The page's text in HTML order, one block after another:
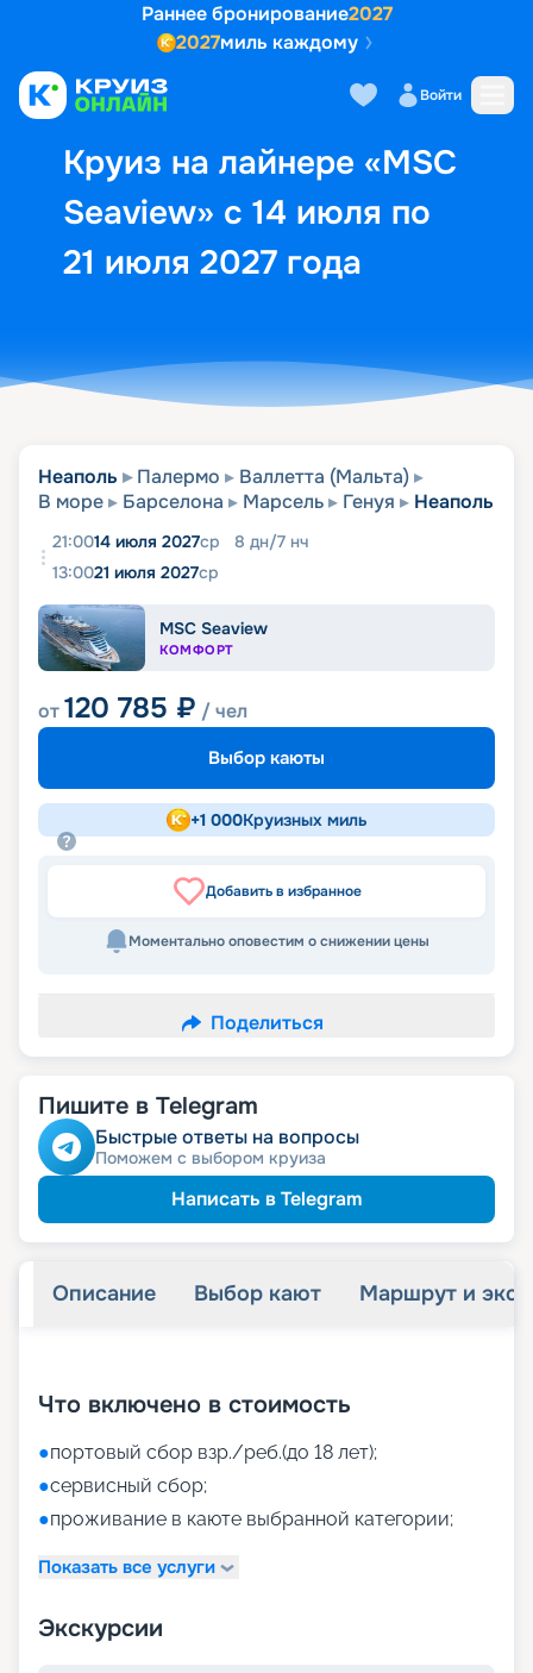
Раннее бронирование2027
2027миль каждому
Войти
Круиз на лайнере «MSC
Seaview» с 14 июля по
21 июля 2027 года
Выбор кают Маршрут и
Неаполь Палермо
Валлетта (Мальта)
В море
Барселона Марсель Генуя Неаполь
21:0014 июля 2027ср 8 дн/7 нч
13:0021 июля 2027ср
MSC Seaview
КОМФОРТ
от120 785 ₽ / чел
Выбор каюты
+1 000Круизных миль
Добавить в избранное
Моментально оповестим о снижении цены
Поделиться
Пишите в Telegram
Быстрые ответы на вопросы
Поможем с выбором круиза
Написать в Telegram
Описание Выбор кают Маршрут и
Что включено в стоимость
●портовый сбор взр./реб.(до 18 лет);
●сервисный сбор;
●проживание в каюте выбранной категории;
Показать все услуги
Экскурсии